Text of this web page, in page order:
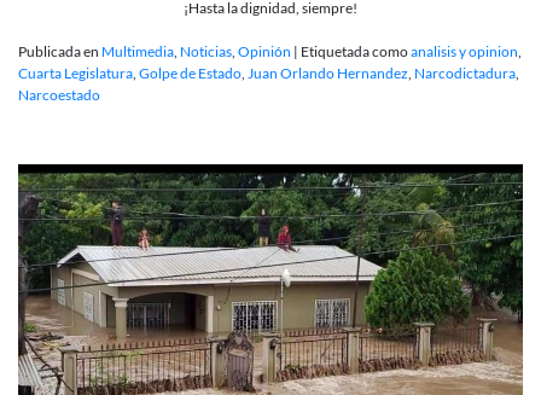
¡Hasta la dignidad, siempre!
Publicada en Multimedia Noticias Opinión | Etiquetada comoanalisis y opinion
Cuarta Legislatura Golpe de Estado Juan Orlando Hernandez Narcodictadura
Narcoestado